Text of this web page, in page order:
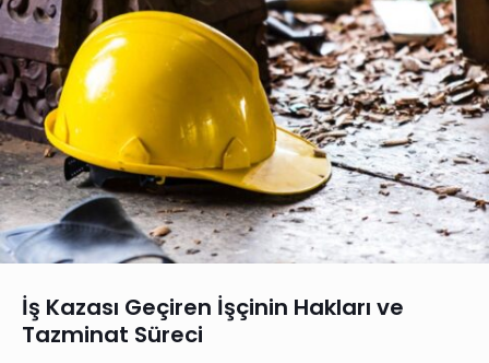
İş Kazası Geçiren İşçinin Hakları ve
Tazminat Süreci